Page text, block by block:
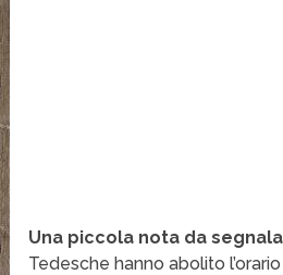
Una piccola nota da
Tedesche hanno abolito